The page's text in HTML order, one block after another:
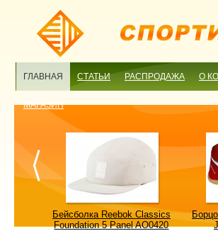
ГЛАВНАЯ СТАТЬИ РАСПРОДАЖА О
МАГАЗИН
Бейсболка Reebok Classics
Foundation 5 Panel AO0420